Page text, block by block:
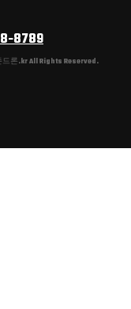
8789
론.kr All Rights Reserved.